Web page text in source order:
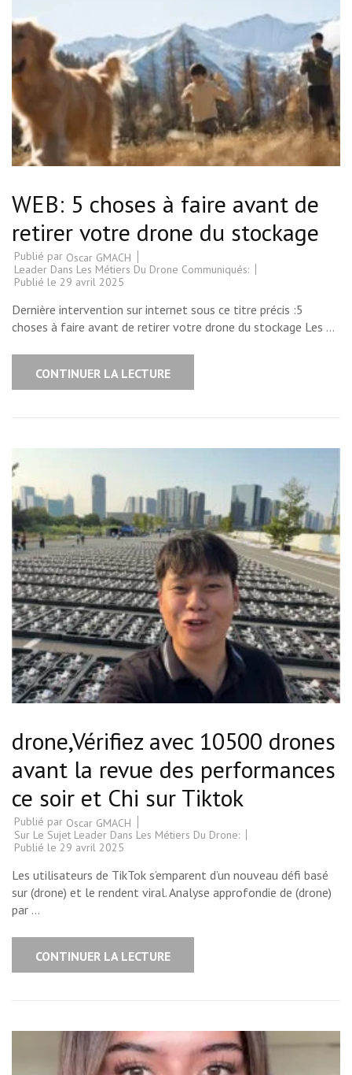
WEB: 5 choses à faire avant de
retirer votre drone du stockage
Publié par Oscar GMACH
Leader Dans Les Métiers Du Drone Communiqués:
Publié le 29 avril 2025
Dernière intervention sur internet sous ce titre précis :5
choses à faire avant de retirer votre drone du stockage Les …
CONTINUER LA LECTURE
drone,Vérifiez avec 10500 drones
avant la revue des performances
ce soir et Chi sur Tiktok
Publié par Oscar GMACH
Sur Le Sujet Leader Dans Les Métiers Du Drone:
Publié le 29 avril 2025
Les utilisateurs de TikTok s’emparent d’un nouveau défi basé
sur (drone) et le rendent viral. Analyse approfondie de (drone)
par …
CONTINUER LA LECTURE